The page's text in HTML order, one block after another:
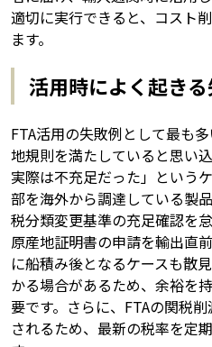
適切に実行できると、コスト
ます。
活用時によく起き
FTA活用の失敗例として最も
地規則を満たしていると思い
実際は不充足だった」という
部を海外から調達している製
税分類変更基準の充足確認を
原産地証明書の申請を輸出直
に船積み後となるケースも散
かる場合があるため、余裕を
要です。さらに、FTAの関税
されるため、最新の税率を定